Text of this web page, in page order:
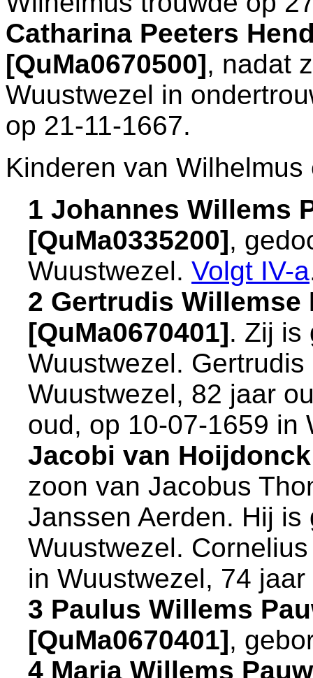
Catharina Peeters
[QuMa0670500], nadat
Wuustwezel in
op 21-11-1667.
Kinderen van
1 Johannes Willems
[QuMa0335200],
Wuustwezel. Volgt IV-a
2 Gertrudis Willemse
[QuMa0670401]. Zij is
Wuustwezel.
Wuustwezel, 82 jaar
oud, op 10-07-1659 in
Jacobi van Hoijdonck
zoon van Jacobus
Janssen Aerden. Hij
Wuustwezel.
in Wuustwezel, 74 jaar
3 Paulus Willems
[QuMa0670401],
4 Maria Willems